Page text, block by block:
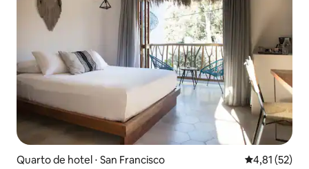
Quarto de hotel ⋅ San Francisco 4,81 de uma
4,81 (52)